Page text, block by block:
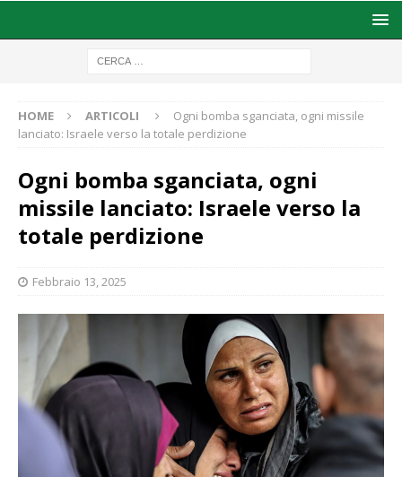
HOME ARTICOLI
Ogni bomba sganciata, ogni missile
lanciato: Israele verso la totale perdizione
Ogni bomba sganciata, ogni
missile lanciato: Israele verso la
totale perdizione
Febbraio 13, 2025